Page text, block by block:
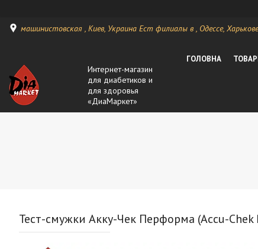
машинистовская , Киев, Украина Ест филиалы в , Одессе,
Интернет-магазин
для диабетиков и
для здоровья
«ДиаМаркет»
ГОЛОВНА
Тест-смужки Акку-Чек Перформа (Accu-Chek